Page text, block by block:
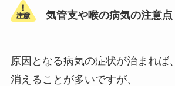
気管支や喉の病気の注意点
原因となる病気の症状が治まれば
消えることが多いですが、